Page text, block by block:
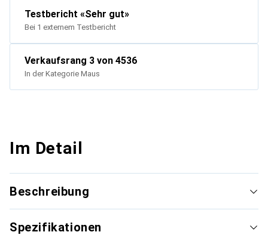
Testbericht «Sehr gut»
Bei 1 externem Testbericht
Verkaufsrang 3 von 4536
In der Kategorie Maus
Im Detail
Beschreibung
Spezifikationen